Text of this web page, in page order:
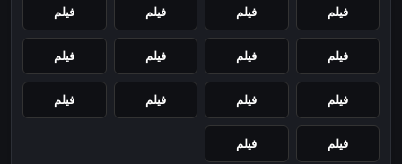
فيلم فيلم فيلم فيلم
فيلم فيلم فيلم فيلم
فيلم فيلم فيلم فيلم
فيلم فيلم